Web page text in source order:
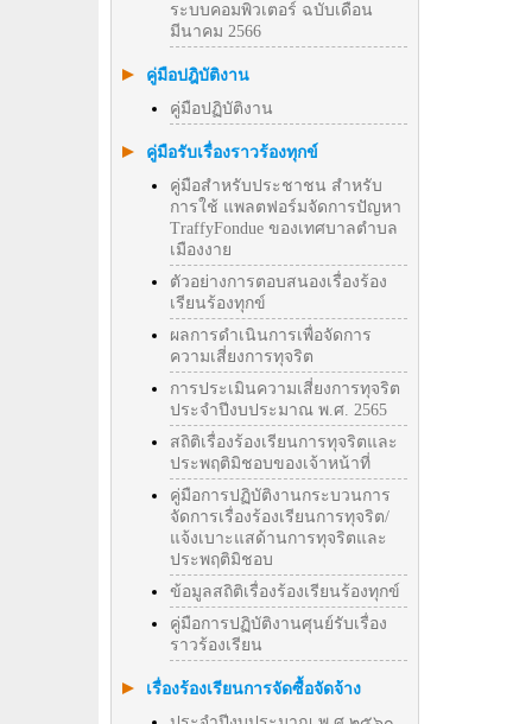
ระบบคอมพิวเตอร์ ฉบับเดือน
มีนาคม 2566
คู่มือปฎิบัติงาน
คู่มือปฏิบัติงาน
คู่มือรับเรื่องราวร้องทุกข์
คู่มือสำหรับประชาชน สำหรับ
การใช้ แพลตฟอร์มจัดการปัญหา
TraffyFondue ของเทศบาลตำบล
เมืองงาย
ตัวอย่างการตอบสนองเรื่องร้อง
เรียนร้องทุกข์
ผลการดำเนินการเพื่อจัดการ
ความเสี่ยงการทุจริต
การประเมินความเสี่ยงการทุจริต
ประจำปีงบประมาณ พ.ศ. 2565
สถิติเรื่องร้องเรียนการทุจริตและ
ประพฤติมิชอบของเจ้าหน้าที่
คู่มือการปฏิบัติงานกระบวนการ
จัดการเรื่องร้องเรียนการทุจริต/
แจ้งเบาะแสด้านการทุจริตและ
ประพฤติมิชอบ
ข้อมูลสถิติเรื่องร้องเรียนร้องทุกข์
คู่มือการปฏิบัติงานศุนย์รับเรื่อง
ราวร้องเรียน
เรื่องร้องเรียนการจัดซื้อจัดจ้าง